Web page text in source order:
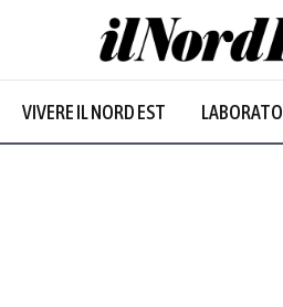
VIVERE IL NORD EST